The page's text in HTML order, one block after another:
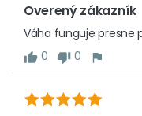
Overený zákazník
Váha funguje presne
0
0